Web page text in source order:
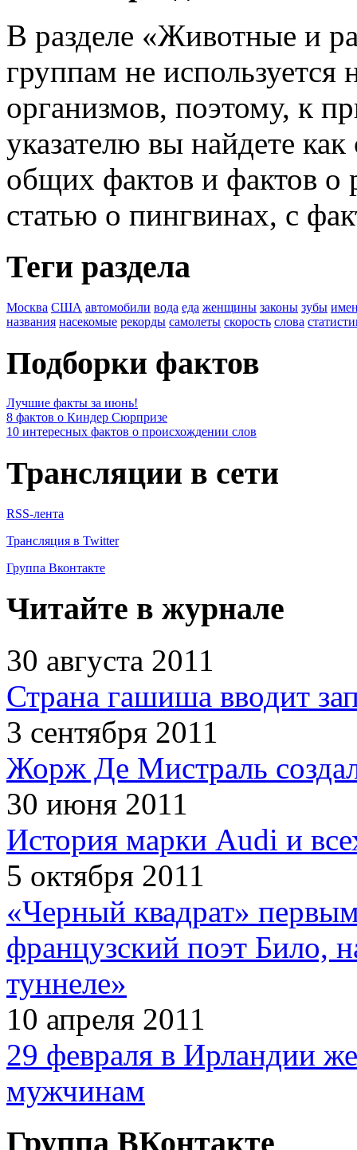
В разделе «Животные и
группам не
организмов, поэтому, к
указателю вы найдете
общих фактов и фактов о
статью о пингвинах, с
Теги раздела
Москва США автомобили вода еда женщины законы зубы
названия насекомые рекорды самолеты скорость слова
Подборки фактов
Лучшие факты за июнь!
8 фактов о Киндер Сюрпризе
10 интересных фактов о происхождении слов
Трансляции в сети
RSS-лента
Трансляция в Twitter
Группа Вконтакте
Читайте в журнале
30 августа 2011
Страна гашиша вводит
3 сентября 2011
Жорж Де Мистраль
30 июня 2011
История марки Audi и
5 октября 2011
«Черный квадрат»
французский поэт Било,
туннеле»
10 апреля 2011
29 февраля в Ирландии
мужчинам
Группа ВКонтакте